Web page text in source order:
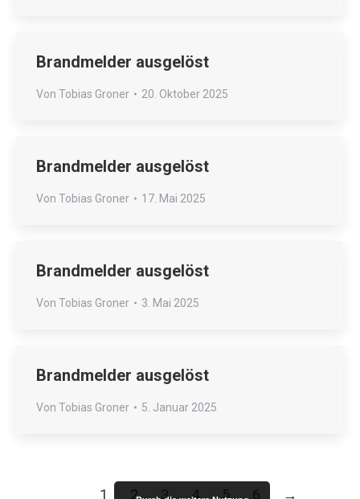
Brandmelder ausgelöst
Von Tobias Groner 20. Oktober 2025
Brandmelder ausgelöst
Von Tobias Groner 17. Mai 2025
Brandmelder ausgelöst
Von Tobias Groner 3. Mai 2025
Brandmelder ausgelöst
Von Tobias Groner 5. Januar 2025
1 2 3 4 5 6 →